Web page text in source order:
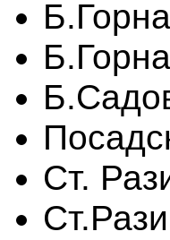
Ст.